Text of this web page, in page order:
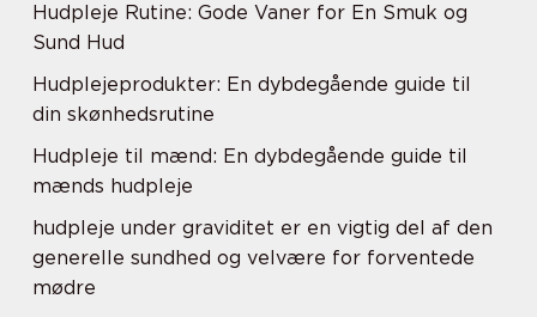
Hudpleje Rutine: Gode Vaner for En Smuk og
Sund Hud
Hudplejeprodukter: En dybdegående guide til
din skønhedsrutine
Hudpleje til mænd: En dybdegående guide til
mænds hudpleje
hudpleje under graviditet er en vigtig del af den
generelle sundhed og velvære for forventede
mødre